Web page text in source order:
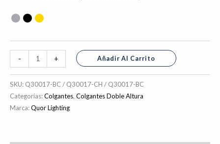
- + Añadir Al Carrito
SKU: Q30017-BC / Q30017-CH / Q30017-BC
Categorías:Colgantes, Colgantes Doble Altura
Marca:Quor Lighting